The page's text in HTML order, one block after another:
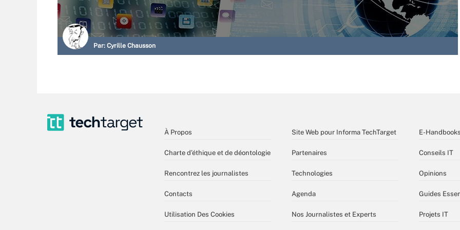
Par: Cyrille Chausson
À Propos
Charte d’éthique et de déontologie
Rencontrez les journalistes
Contacts
Utilisation Des Cookies
Site Web pour Informa TechTarget
Partenaires
Technologies
Agenda
Nos Journalistes et Experts
E-Handbooks
Conseils IT
Opinions
Guides
Projets IT